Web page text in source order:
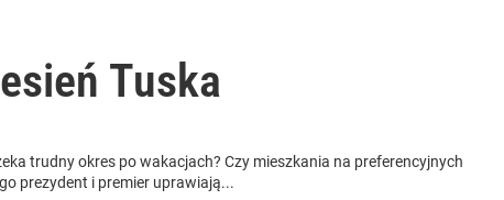
Tuska
trudny okres po wakacjach? Czy mieszkania na preferencyjnych
prezydent i premier uprawiają...